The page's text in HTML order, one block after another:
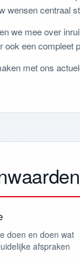
wensen centraal
we mee over
ook een compleet
met ons
doen en doen wat
afspraken